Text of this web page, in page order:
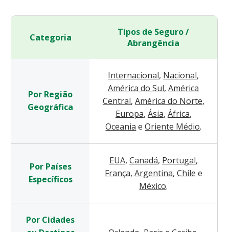
Categoria
Tipos de Seguro /
Abrangência
Por Região
Geográfica
Internacional, Nacional,
América do Sul, América
Central, América do Norte,
Europa, Ásia, África,
Oceania e Oriente Médio.
Por Países
Específicos
EUA, Canadá, Portugal,
França, Argentina, Chile e
México.
Por Cidades